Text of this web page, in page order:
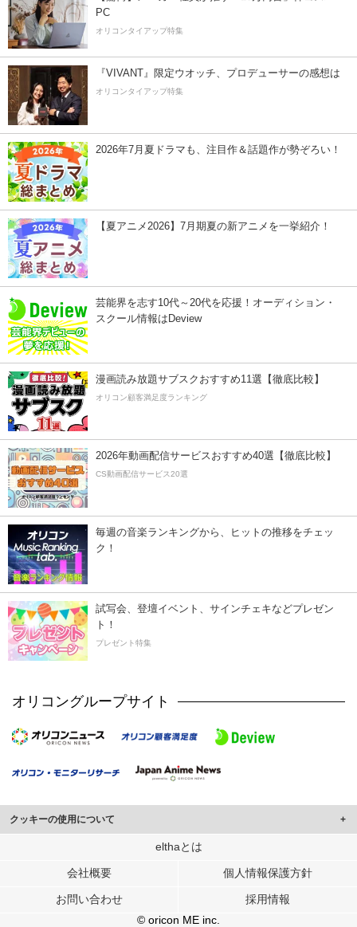
PC
オリコンタイアップ特集
『VIVANT』限定ウオッチ、プロデューサーの感想は
オリコンタイアップ特集
2026年7月夏ドラマも、注目作＆話題作が勢ぞろい！
【夏アニメ2026】7月期夏の新アニメを一挙紹介！
芸能界を志す10代～20代を応援！オーディション・
スクール情報はDeview
漫画読み放題サブスクおすすめ11選【徹底比較】
オリコン顧客満足度ランキング
2026年動画配信サービスおすすめ40選【徹底比較】
CS動画配信サービス20選
毎週の音楽ランキングから、ヒットの推移をチェッ
ク！
試写会、登壇イベント、サインチェキなどプレゼン
ト！
プレゼント特集
オリコングループサイト
クッキーの使用について
このサイトでは Cookie を使用して、ユーザーに合わせたコンテンツや広告の
行っています。
メディアや広告配信、データ解析の各パートナーに提供しています。
elthaとは
会社概要 個人情報保護方針
お問い合わせ
採用情報
© oricon ME inc.